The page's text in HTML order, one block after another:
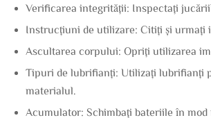
Verificarea integrității: Inspectați
Instrucțiuni de utilizare: Citiți și urmați
Ascultarea corpului: Opriți utilizarea
Tipuri de lubrifianți: Utilizați lubrifianți
materialul.
Acumulator: Schimbați bateriile în